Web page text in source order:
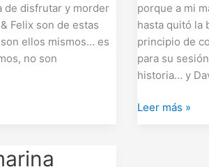
de disfrutar y morder
Felix son de estas
ellos mismos… es
no son
porque a mi
hasta quitó la
principio de
para su
historia… y
Leer más »